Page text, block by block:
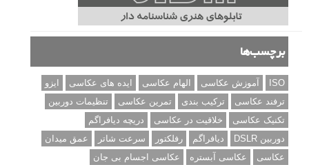
برچسب‌ها
ISO آموزش عکاسی الهام عکاسی ایده های عکاسی
ایزو
ترفند عکاسی
ترکیب بندی تمرین عکاسی
تنظیمات دوربین
تکنیک عکاسی
خلاقیت در عکاسی
دریچه دیافراگم
دوربین DSLR
دیافراگم رفلکتور سرعت شاتر
عمق میدان
عکاسی
عکاسی آبستره
عکاسی اجسام بی جان